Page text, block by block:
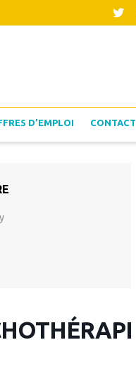
D’EMPLOI CONTACT